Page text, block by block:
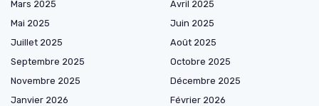
Mars 2025
Avril 2025
Mai 2025
Juin 2025
Juillet 2025
Août 2025
Septembre 2025
Octobre 2025
Novembre 2025
Décembre 2025
Janvier 2026
Février 2026